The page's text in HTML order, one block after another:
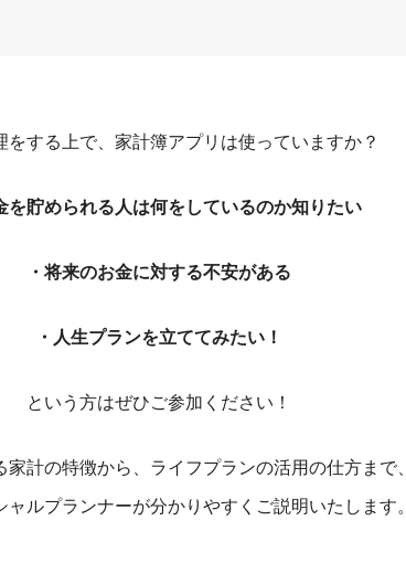
をする上で、家計簿アプリは使っていますか？
を貯められる人は何をしているのか知りたい
・将来のお金に対する不安がある
・人生プランを立ててみたい！
という方はぜひご参加ください！
家計の特徴から、ライフプランの活用の仕方まで
ャルプランナーが分かりやすくご説明いたします